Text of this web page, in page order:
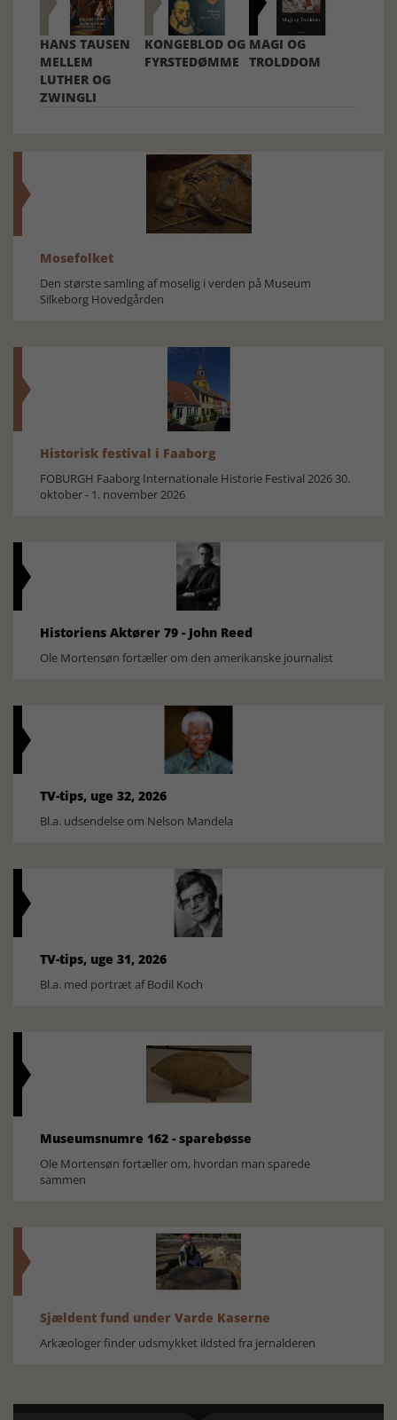
HANS TAUSEN
MELLEM
LUTHER OG
ZWINGLI
KONGEBLOD OG
FYRSTEDØMME
MAGI OG
TROLDDOM
Mosefolket
Den største samling af moselig i verden på Museum
Silkeborg Hovedgården
Historisk festival i Faaborg
FOBURGH Faaborg Internationale Historie Festival 2026 30.
oktober - 1. november 2026
Historiens Aktører 79 - John Reed
Ole Mortensøn fortæller om den amerikanske journalist
TV-tips, uge 32, 2026
Bl.a. udsendelse om Nelson Mandela
TV-tips, uge 31, 2026
Bl.a. med portræt af Bodil Koch
Museumsnumre 162 - sparebøsse
Ole Mortensøn fortæller om, hvordan man sparede
sammen
Sjældent fund under Varde Kaserne
Arkæologer finder udsmykket ildsted fra jernalderen